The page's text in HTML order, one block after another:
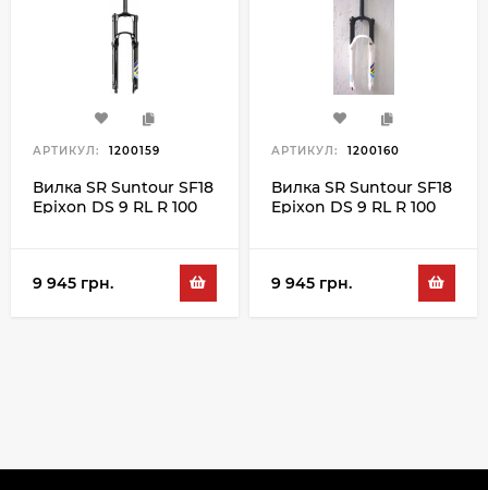
АРТИКУЛ: 1200159
Вилка SR Suntour SF18
Epixon DS 9 RL R 100
9 945 грн.
АРТИКУЛ: 1200160
Вилка SR Suntour SF18
Epixon DS 9 RL R 100
9 945 грн.